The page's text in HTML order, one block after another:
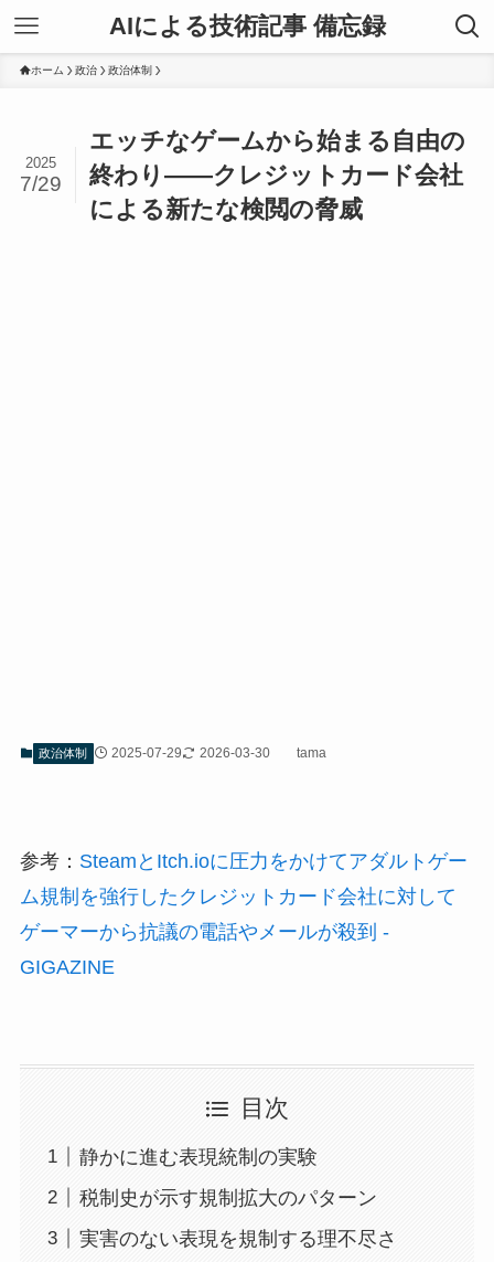
AIによる技術記事 備忘録
ホーム 政治 政治体制
エッチなゲームから始まる自由の
終わり——クレジットカード会社
による新たな検閲の脅威
2025
7/29
政治体制 2025-07-29 2026-03-30 tama
参考： SteamとItch.ioに圧力をかけてアダルトゲー
ム規制を強行したクレジットカード会社に対して
ゲーマーから抗議の電話やメールが殺到 -
GIGAZINE
目次
静かに進む表現統制の実験
税制史が示す規制拡大のパターン
実害のない表現を規制する理不尽さ